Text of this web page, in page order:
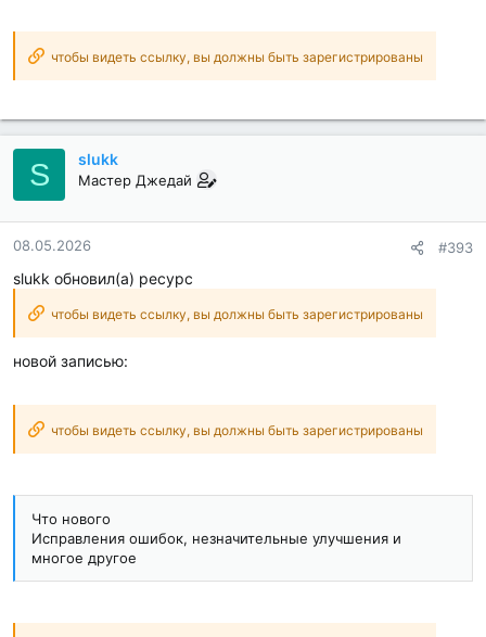
чтобы видеть ссылку, вы должны быть зарегистрированы
S slukk
Мастер Джедай
08.05.2026 #393
slukk обновил(а) ресурс
чтобы видеть ссылку, вы должны быть зарегистрированы
новой записью:
чтобы видеть ссылку, вы должны быть зарегистрированы
Что нового
Исправления ошибок, незначительные улучшения и
многое другое